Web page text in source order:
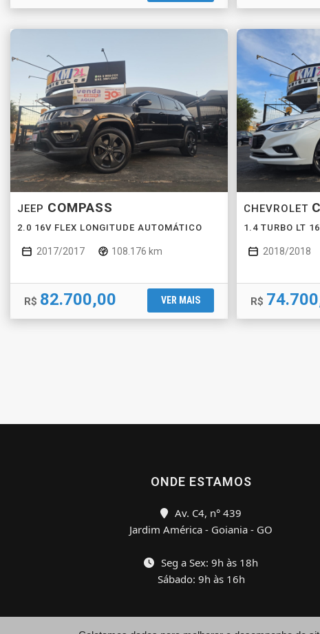
JEEP COMPASS
2.0 16V FLEX LONGITUDE AUTOMÁTICO
2017/2017 108.176 km
R$ 82.700,00 VER MAIS
CHEVROLET
1.4 TURBO LT
2018/2018
R$
ONDE ESTAMOS
Av. C4, n° 439
Jardim América - Goiania - GO
Seg a Sex: 9h às 18h
Sábado: 9h às 16h